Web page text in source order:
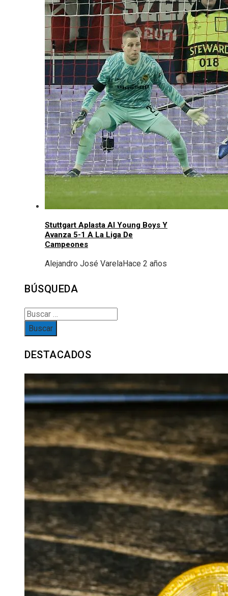
Stuttgart Aplasta Al Young Boys Y
Avanza 5-1 A La Liga De
Campeones
Alejandro José VarelaHace 2 años
BÚSQUEDA
Buscar:
DESTACADOS